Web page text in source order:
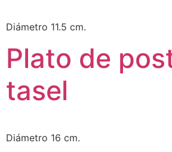
Diámetro 11.5 cm.
Plato de
tasel
Diámetro 16 cm.